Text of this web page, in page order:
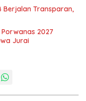
Berjalan Transparan,
Porwanas 2027
Jurai